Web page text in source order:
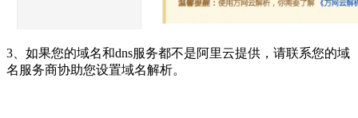
3、如果您的域名和dns服务都不是阿里云提供，请联系您的域
名服务商协助您设置域名解析。